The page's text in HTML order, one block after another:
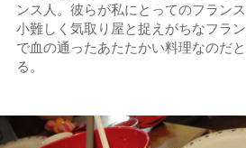
ンス人。彼らが私にとってのフランス
小難しく気取り屋と捉えがちなフラ
で血の通ったあたたかい料理なのだ
る。